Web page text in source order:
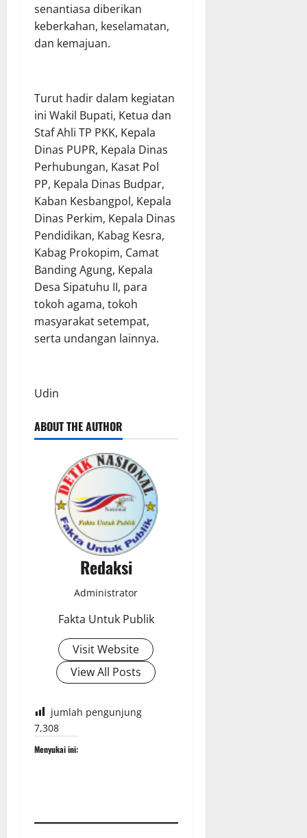
senantiasa diberikan
keberkahan, keselamatan,
dan kemajuan.
Turut hadir dalam kegiatan
ini Wakil Bupati, Ketua dan
Staf Ahli TP PKK, Kepala
Dinas PUPR, Kepala Dinas
Perhubungan, Kasat Pol
PP, Kepala Dinas Budpar,
Kaban Kesbangpol, Kepala
Dinas Perkim, Kepala Dinas
Pendidikan, Kabag Kesra,
Kabag Prokopim, Camat
Banding Agung, Kepala
Desa Sipatuhu II, para
tokoh agama, tokoh
masyarakat setempat,
serta undangan lainnya.
Udin
ABOUT THE AUTHOR
Redaksi
Administrator
Fakta Untuk Publik
Visit Website
View All Posts
jumlah pengunjung
7,308
Menyukai ini: